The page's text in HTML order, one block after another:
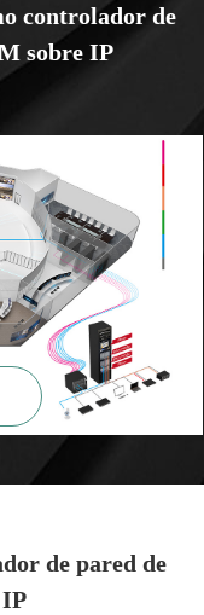
controlador de
sobre IP
de pared de